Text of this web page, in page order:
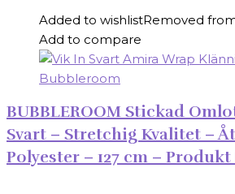
Added to wishlistRemoved
Add to compare
BUBBLEROOM Stickad
Svart – Stretchig Kvalitet –
Polyester – 127 cm – Produkt